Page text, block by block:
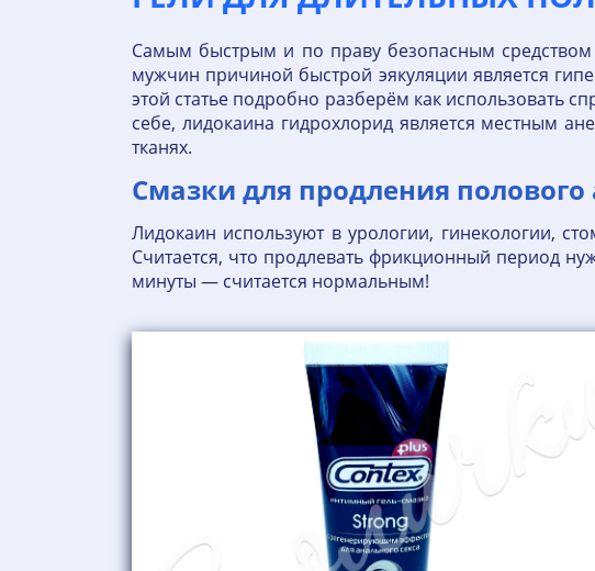
Самым быстрым и по праву безопасным средством
мужчин причиной быстрой эякуляции является
этой статье подробно разберём как использовать
себе, лидокаина гидрохлорид является местным
тканях.
Смазки для продления
Лидокаин используют в урологии, гинекологии,
Считается, что продлевать фрикционный период
минуты — считается нормальным!